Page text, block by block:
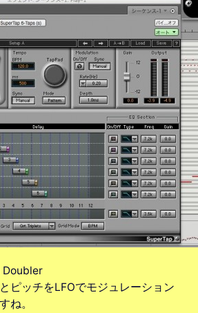
Doubler
ピッチをLFOでモジュレーション
ね。